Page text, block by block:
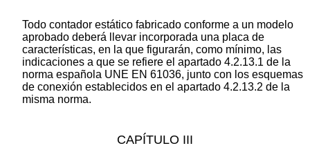
Todo contador estático fabricado conforme a un modelo
aprobado deberá llevar incorporada una placa de
características, en la que figurarán, como mínimo, las
indicaciones a que se refiere el apartado 4.2.13.1 de la
norma española UNE EN 61036, junto con los esquemas
de conexión establecidos en el apartado 4.2.13.2 de la
misma norma.
CAPÍTULO III